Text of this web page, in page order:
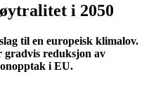
i 2050
til en europeisk klimalov.
gradvis reduksjon av
i EU.